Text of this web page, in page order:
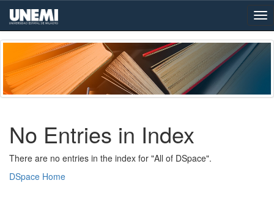
Skip
navigation
No Entries in Index
There are no entries in the index for "All of DSpace".
DSpace Home